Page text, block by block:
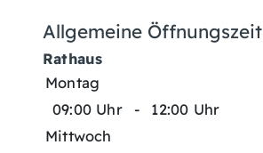
Allgemeine Öffnungszeit
Rathaus
Montag
09:00 Uhr
-
12:00 Uhr
Mittwoch